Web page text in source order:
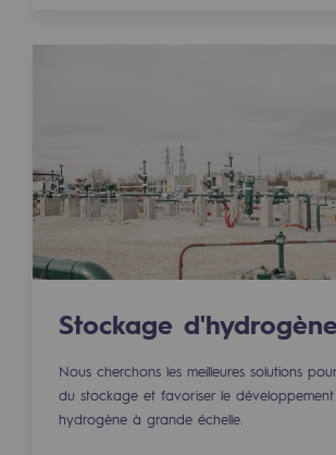
Notre investissement
Inclusion
Mixité et égalité
QVCT
Sécurité
Sécurité
Stockage d'hydrogène
Nous cherchons les meilleures solutions
du stockage et favoriser le
hydrogène à grande échelle.